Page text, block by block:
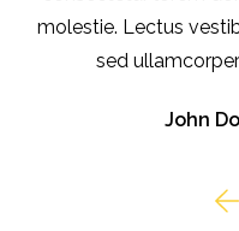
molestie. Lectus
sed
John